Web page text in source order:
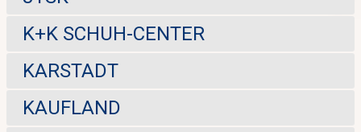
K+K SCHUH-CENTER
KARSTADT
KAUFLAND